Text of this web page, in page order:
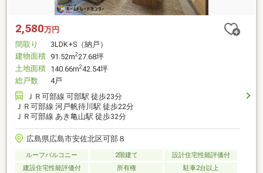
2,580万円
間取り
3LDK+S（納戸）
建物面積 91.52m2 27.68坪
土地面積 140.66m242.54坪
総戸数
4戸
ＪＲ可部線 可部駅 徒歩23分
ＪＲ可部線 河戸帆待川駅 徒歩22分
ＪＲ可部線 あき亀山駅 徒歩32分
広島県広島市安佐北区可部８
ルーフバルコニー 2階建て
設計住宅性能評価付
建設住宅性能評価付
所有権 駐車2台以上